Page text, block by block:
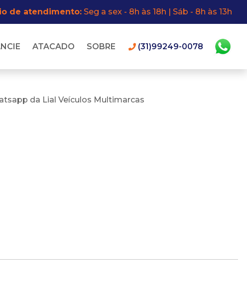
de atendimento: Seg a sex - 8h às 18h | Sáb - 8h às 13h
ATACADO SOBRE (31)99249-0078
da Lial Veículos Multimarcas